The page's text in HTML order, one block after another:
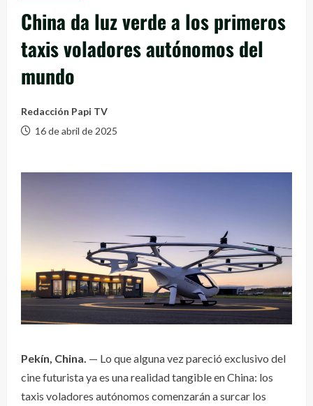
China da luz verde a los primeros
taxis voladores autónomos del
mundo
Redacción Papi TV
16 de abril de 2025
Pekín, China. — Lo que alguna vez pareció exclusivo del
cine futurista ya es una realidad tangible en China: los
taxis voladores autónomos comenzarán a surcar los